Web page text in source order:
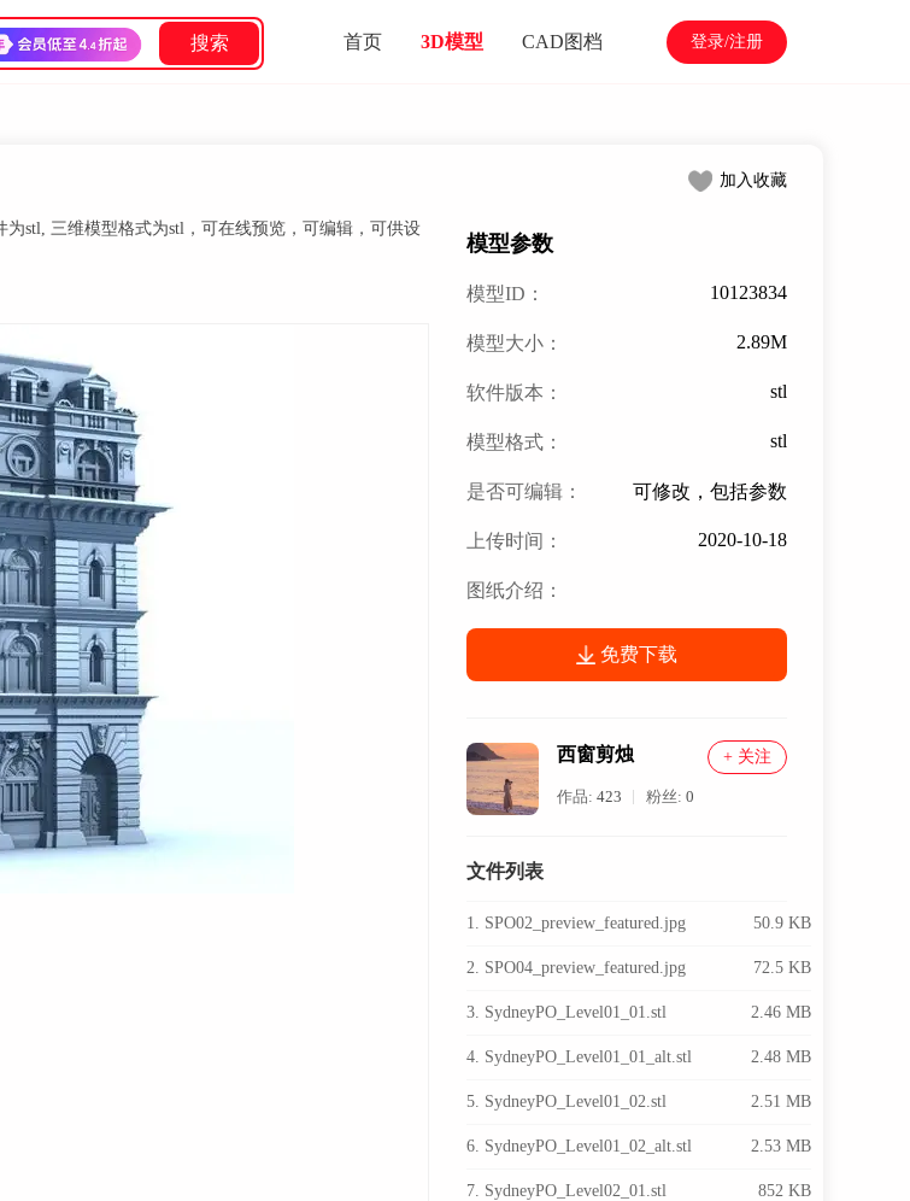
搜索 首页 3D模型 CAD图档 登录/注册
stl, 三维模型格式为stl，可在线预览，可编辑，可供设
加入收藏
模型参数
模型ID： 10123834
模型大小： 2.89M
软件版本： stl
模型格式： stl
是否可编辑： 可修改，包括参数
上传时间： 2020-10-18
图纸介绍：
免费下载
西窗剪烛
作品:423 粉丝:0
+ 关注
文件列表
1. SPO02_preview_featured.jpg 50.9 KB
2. SPO04_preview_featured.jpg 72.5 KB
3. SydneyPO_Level01_01.stl 2.46 MB
4. SydneyPO_Level01_01_alt.stl 2.48 MB
5. SydneyPO_Level01_02.stl 2.51 MB
6. SydneyPO_Level01_02_alt.stl 2.53 MB
7. SydneyPO_Level02_01.stl 852 KB